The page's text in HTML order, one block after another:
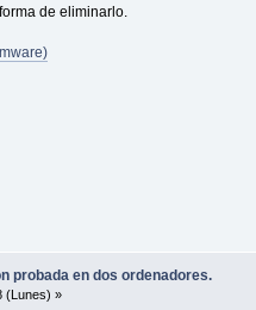
de eliminarlo.
probada en dos ordenadores.
(Lunes) »